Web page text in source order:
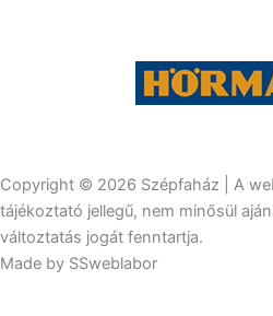
Copyright © 2026 Szépfaház | A
tájékoztató jellegű, nem minősül
változtatás jogát fenntartja.
Made by SSweblabor